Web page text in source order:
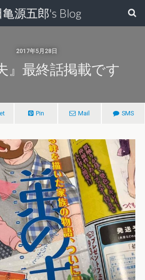
亀源五郎's Blog
2017年5月28日
』最終話掲載です
Pin Mail SMS